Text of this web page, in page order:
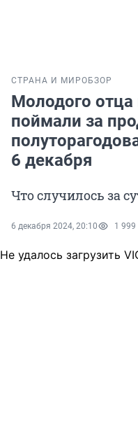
СТРАНА И МИРОБЗОР
Молодого отца
поймали за
6 декабря
Что случилось за
6 декабря 2024, 20:10 1 999
Не удалось загрузить